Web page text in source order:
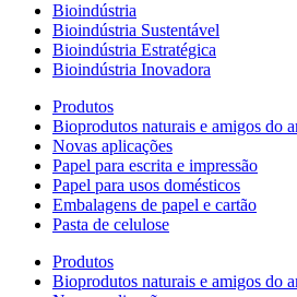
Bioindústria
Bioindústria Sustentável
Bioindústria Estratégica
Bioindústria Inovadora
Produtos
Bioprodutos naturais e amigos do
Novas aplicações
Papel para escrita e impressão
Papel para usos domésticos
Embalagens de papel e cartão
Pasta de celulose
Produtos
Bioprodutos naturais e amigos do